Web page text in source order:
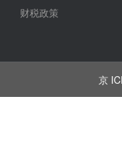
财税政策
京